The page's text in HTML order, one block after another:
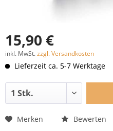
15,90 €
inkl. MwSt.zzgl. Versandkosten
Lieferzeit ca. 5-7 Werktage
Merken Bewerten